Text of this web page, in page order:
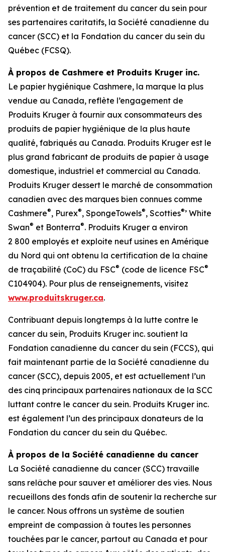
prévention et de traitement du cancer du sein pour
ses partenaires caritatifs, la Société canadienne du
cancer (SCC) et la Fondation du cancer du sein du
Québec (FCSQ).
À propos de Cashmere et Produits Kruger inc.
Le papier hygiénique Cashmere, la marque la plus
vendue au Canada, reflète l’engagement de
Produits Kruger à fournir aux consommateurs des
produits de papier hygiénique de la plus haute
qualité, fabriqués au Canada. Produits Kruger est le
plus grand fabricant de produits de papier à usage
domestique, industriel et commercial au Canada.
Produits Kruger dessert le marché de consommation
canadien avec des marques bien connues comme
Cashmere®, Purex®, SpongeTowels®, Scotties®’ White
Swan® et Bonterra®. Produits Kruger a environ
2 800 employés et exploite neuf usines en Amérique
du Nord qui ont obtenu la certification de la chaîne
de traçabilité (CoC) du FSC® (code de licence FSC®
C104904). Pour plus de renseignements, visitez
www.produitskruger.ca.
Contribuant depuis longtemps à la lutte contre le
cancer du sein, Produits Kruger inc. soutient la
Fondation canadienne du cancer du sein (FCCS), qui
fait maintenant partie de la Société canadienne du
cancer (SCC), depuis 2005, et est actuellement l’un
des cinq principaux partenaires nationaux de la SCC
luttant contre le cancer du sein. Produits Kruger inc.
est également l’un des principaux donateurs de la
Fondation du cancer du sein du Québec.
À propos de la Société canadienne du cancer
La Société canadienne du cancer (SCC) travaille
sans relâche pour sauver et améliorer des vies. Nous
recueillons des fonds afin de soutenir la recherche sur
le cancer. Nous offrons un système de soutien
empreint de compassion à toutes les personnes
touchées par le cancer, partout au Canada et pour